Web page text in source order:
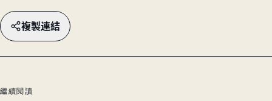
複製連結
繼續閱讀